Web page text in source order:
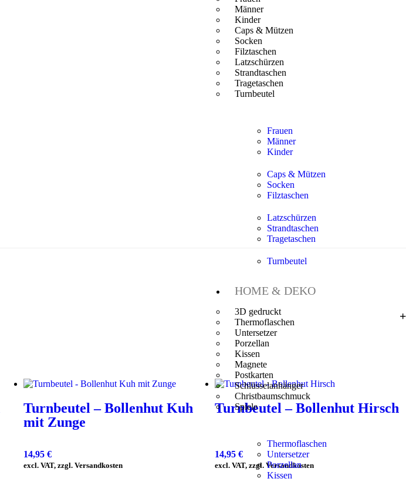
Männer
Kinder
Caps & Mützen
Socken
Filztaschen
Latzschürzen
Strandtaschen
Tragetaschen
Turnbeutel
Frauen
Männer
Kinder
Caps & Mützen
Socken
Filztaschen
Latzschürzen
Strandtaschen
Tragetaschen
Turnbeutel
HOME & DEKO
3D gedruckt
Thermoflaschen
Untersetzer
Porzellan
Kissen
Magnete
Postkarten
Schlüsselanhänger
Christbaumschmuck
Spiele
Thermoflaschen
Untersetzer
Porzellan
Kissen
Turnbeutel – Bollenhut Kuh
mit Zunge
14,95 €
excl. VAT, zzgl. Versandkosten
Turnbeutel – Bollenhut Hirsch
14,95 €
excl. VAT, zzgl. Versandkosten